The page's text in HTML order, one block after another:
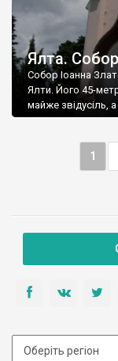
Ялта.
Собор Іоанна
Ялти. Його 45-
майже звідусіль,
1